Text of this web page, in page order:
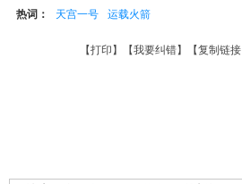
热词： 天宫一号 运载火箭
【打印 】【我要纠错】【复制链接